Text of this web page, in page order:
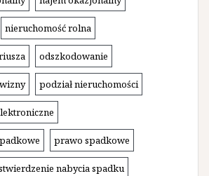
nieruchomość rolna
odszkodowanie
podział nieruchomości
prawo spadkowe
nabycia spadku